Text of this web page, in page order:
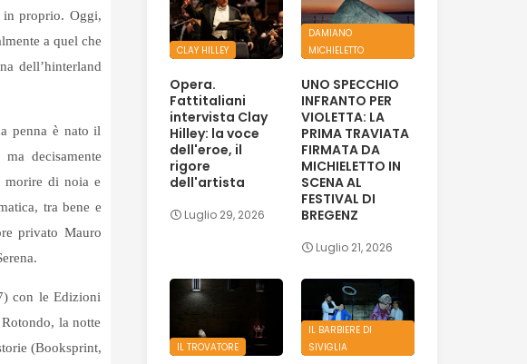
in proprio. Oggi,
a quel che
dell’hinterland
penna è nato il
decisamente
morire di noia e
tra bene e
privato Mauro
con le Edizioni
la notte
(Booksprint,
CLAY HILLEY
Opera.
Fattitaliani
intervista Clay
Hilley: la voce
dell'eroe, il
rigore
dell'artista
Luglio 29, 2026
DAMIANO
MICHIELETTO
UNO SPECCHIO
INFRANTO PER
VIOLETTA: LA
PRIMA TRAVIATA
FIRMATA DA
MICHIELETTO IN
SCENA AL
FESTIVAL DI
BREGENZ
Luglio 21, 2026
IL TROVATORE
IL BARBIERE DI
SIVIGLIA